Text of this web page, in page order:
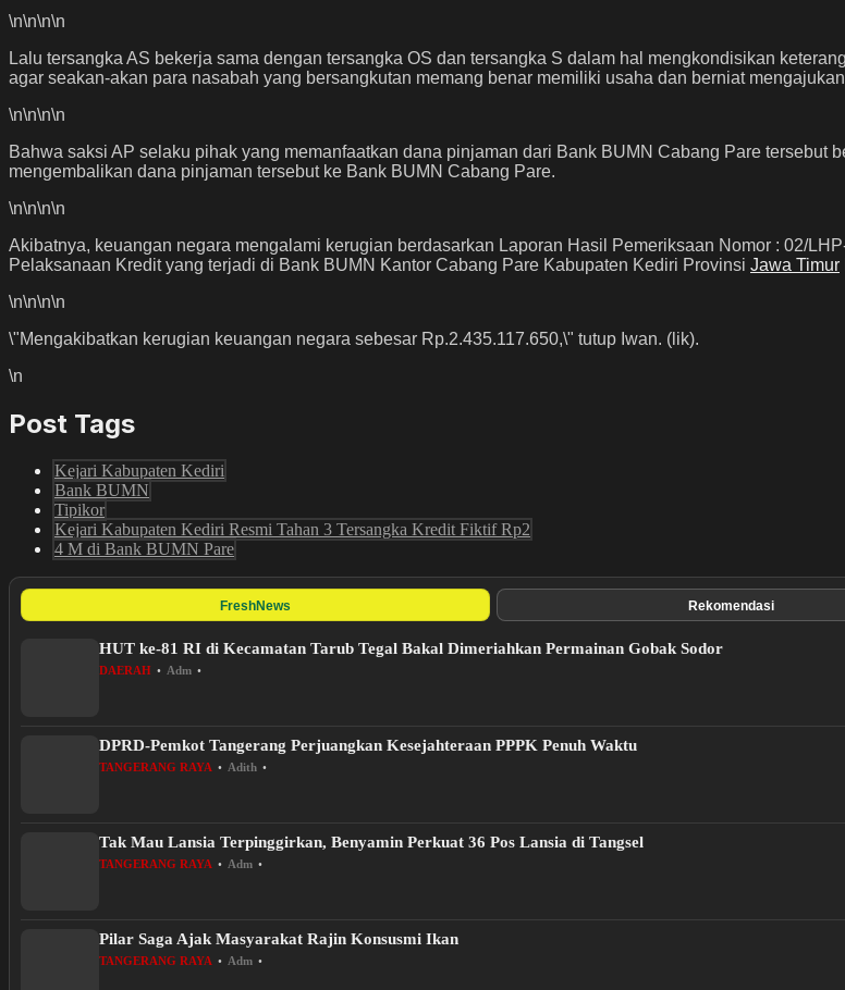
\n\n\n\n
Lalu tersangka AS bekerja sama dengan tersangka OS dan tersangka S dalam hal mengkondisikan
agar seakan-akan para nasabah yang bersangkutan memang benar memiliki usaha dan berniat
\n\n\n\n
Bahwa saksi AP selaku pihak yang memanfaatkan dana pinjaman dari Bank BUMN Cabang Pare tersebut
mengembalikan dana pinjaman tersebut ke Bank BUMN Cabang Pare.
\n\n\n\n
Akibatnya, keuangan negara mengalami kerugian berdasarkan Laporan Hasil Pemeriksaan Nomor : 02/
Pelaksanaan Kredit yang terjadi di Bank BUMN Kantor Cabang Pare Kabupaten Kediri Provinsi Jawa Timur
\n\n\n\n
\"Mengakibatkan kerugian keuangan negara sebesar Rp.2.435.117.650,\" tutup Iwan. (lik).
\n
Post Tags
Kejari Kabupaten Kediri
Bank BUMN
Tipikor
Kejari Kabupaten Kediri Resmi Tahan 3 Tersangka Kredit Fiktif Rp2
4 M di Bank BUMN Pare
FreshNews Rekomendasi
HUT ke-81 RI di Kecamatan Tarub Tegal Bakal Dimeriahkan Permainan Gobak Sodor
DAERAH • Adm •
DPRD-Pemkot Tangerang Perjuangkan Kesejahteraan PPPK Penuh Waktu
TANGERANG RAYA • Adith •
Tak Mau Lansia Terpinggirkan, Benyamin Perkuat 36 Pos Lansia di Tangsel
TANGERANG RAYA • Adm •
Pilar Saga Ajak Masyarakat Rajin Konsusmi Ikan
TANGERANG RAYA • Adm •